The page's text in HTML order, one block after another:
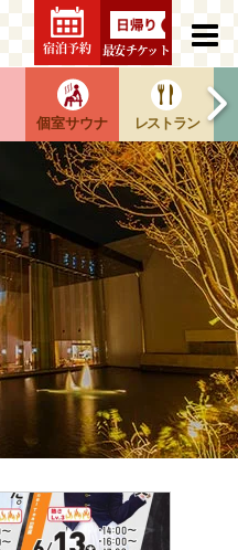
最安チケット
宿泊予約
個室サウナ レストラン